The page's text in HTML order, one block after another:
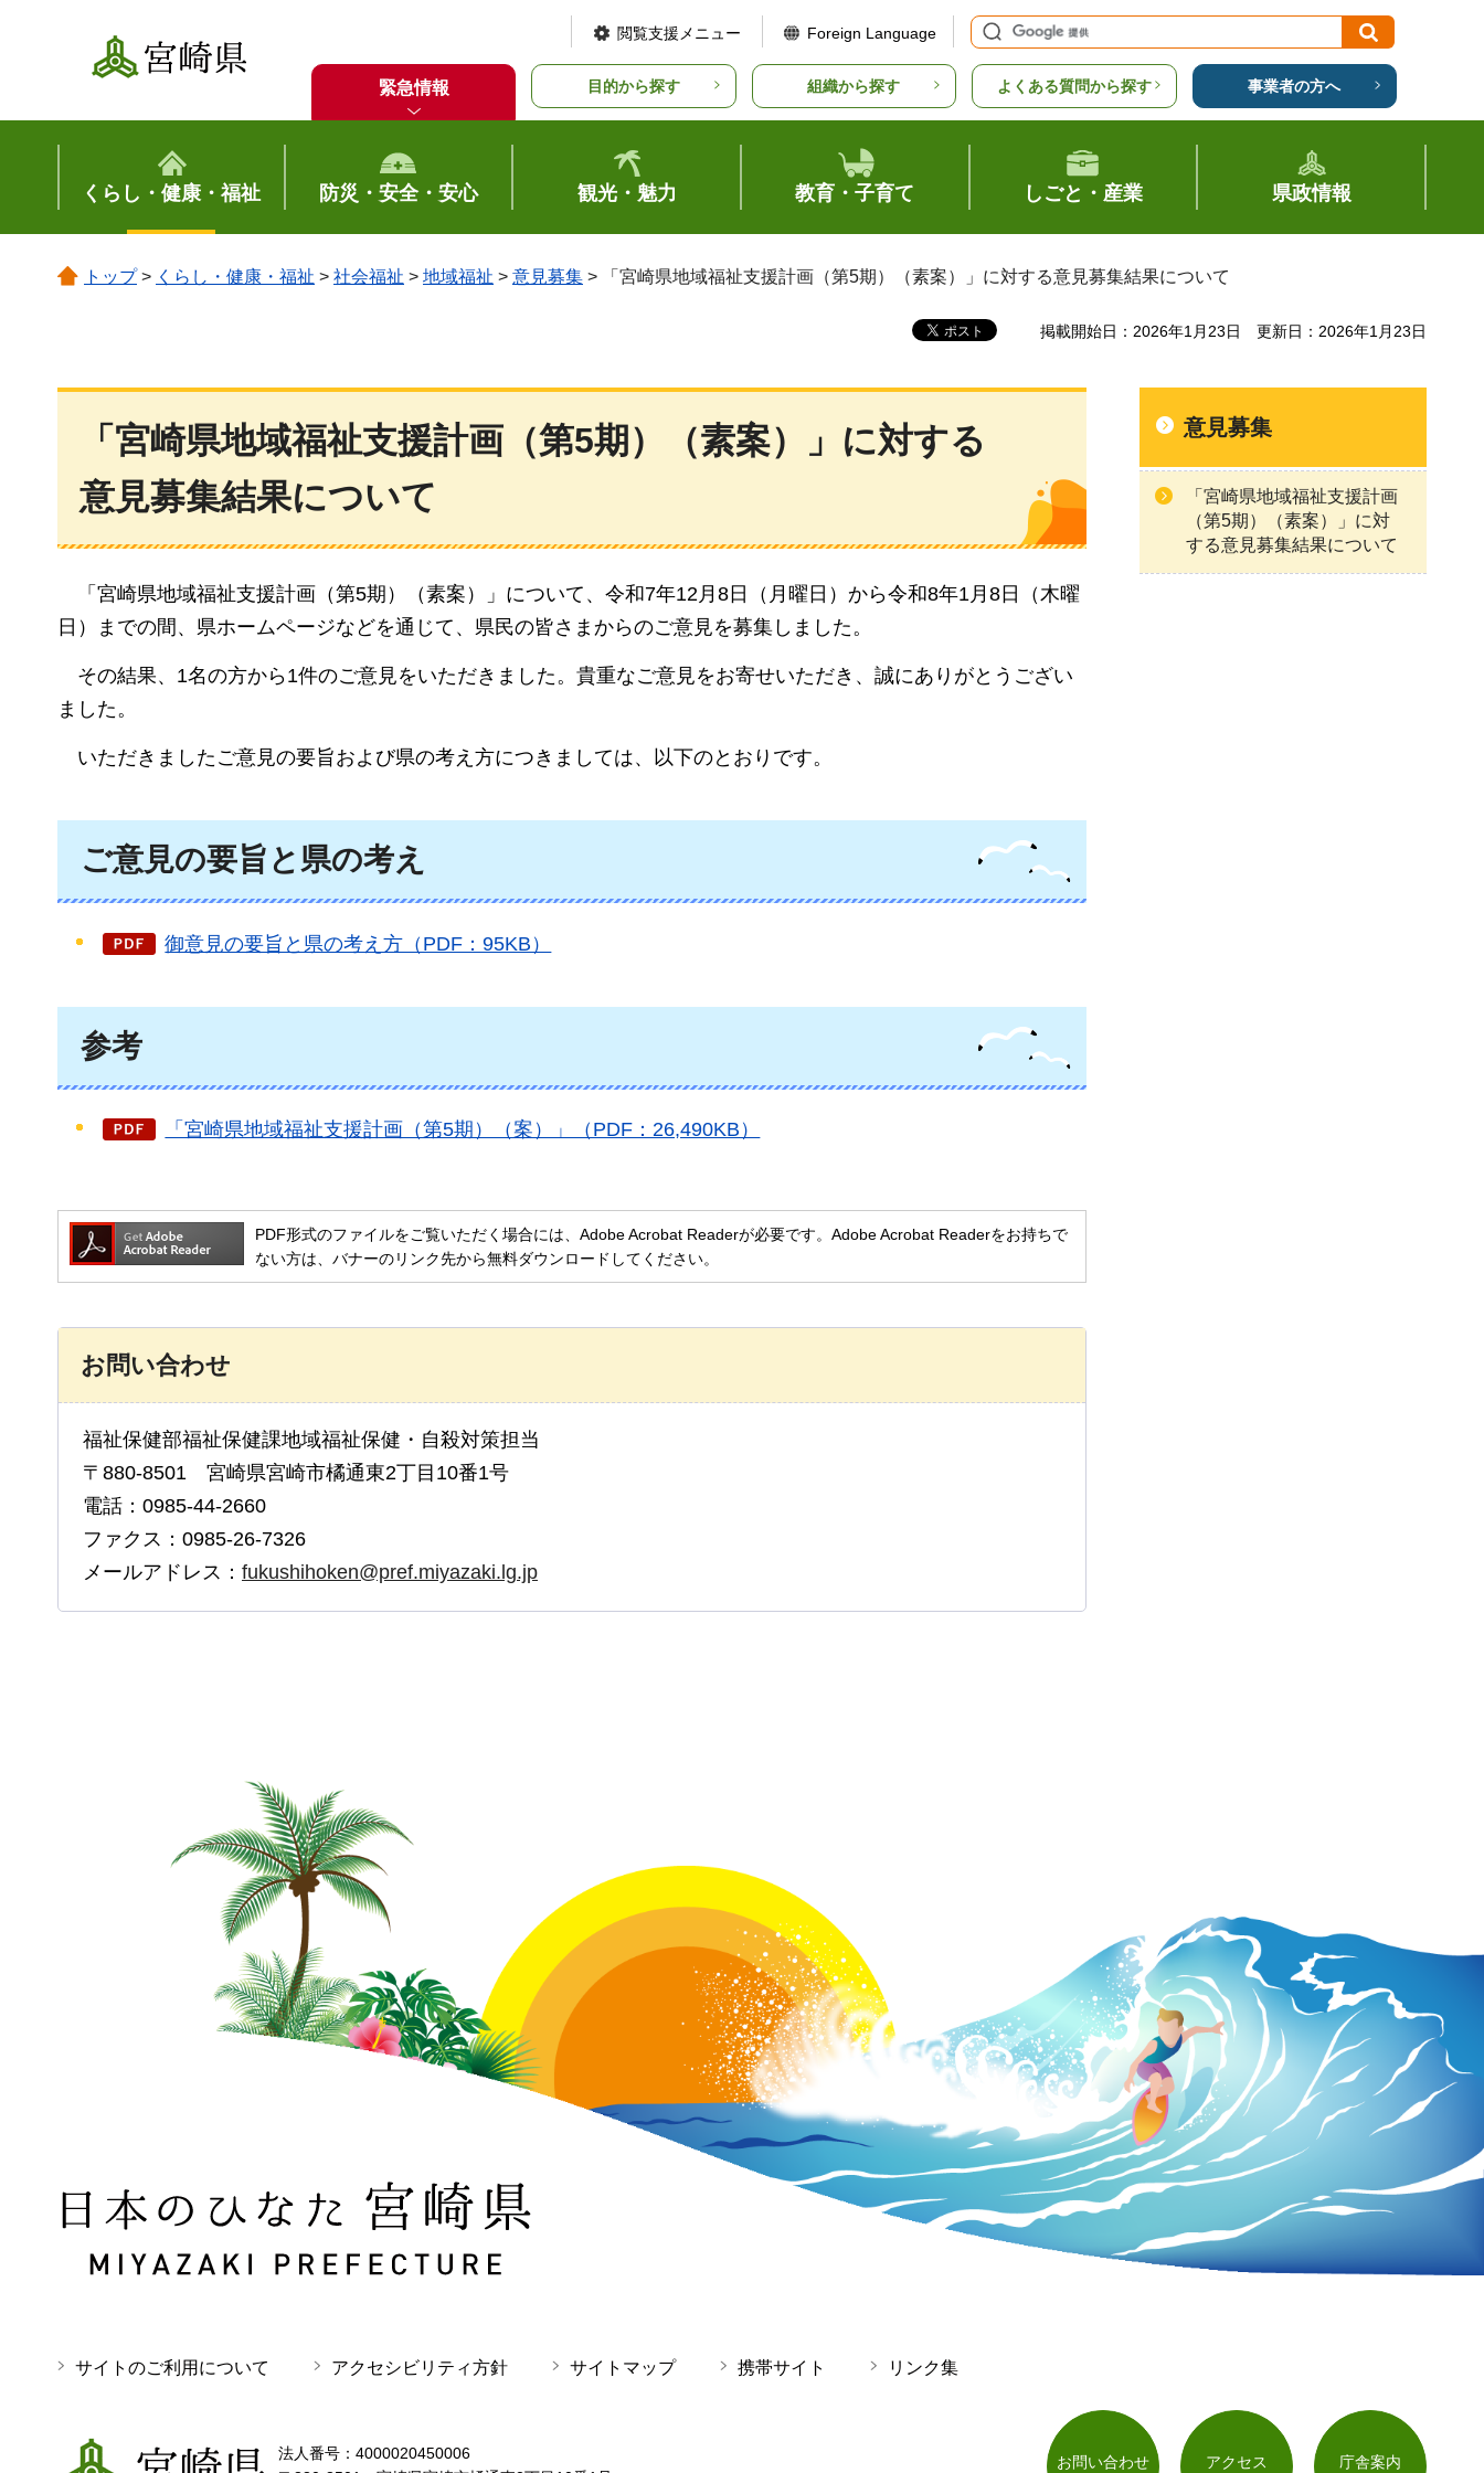
宮崎県
閲覧支援メニュー Foreign Language
緊急情報 目的から探す 組織から探す よくある質問から探す 事業者の方へ
くらし・健康・福祉 防災・安全・安心 観光・魅力 教育・子育て しごと・産業 県政情報
トップ> くらし・健康・福祉 > 社会福祉 > 地域福祉 > 意見募集 > 「宮崎県地域福祉支援計画（第5期）（素案）」に対する意見募集結果について
掲載開始日：2026年1月23日 更新日：2026年1月23日
「宮崎県地域福祉支援計画（第5期）（素案）」に対する
意見募集結果について
「宮崎県地域福祉支援計画（第5期）（素案）」 について、令和7年12月8日（月曜日）から令和8年1月8日（木曜
日）までの間、県ホームページなどを通じて、県民の皆さまからのご意見を募集しました。
その結果、1名の方から1件のご意見をいただきました。貴重なご意見をお寄せいただき、誠にありがとうござい
ました。
いただき ましたご意見の要旨および県の考え方につきましては、以下のとおりです。
ご意見の要旨と県の考え
御意見の要旨と県の考え方（PDF：95KB）
参考
「宮崎県地域福祉支援計画（第5期）（案）」（PDF：26,490KB）
PDF形式のファイルをご覧いただく場合には、Adobe Acrobat Readerが必要です。Adobe Acrobat Readerをお持ちで
ない方は、バナーのリンク先から無料ダウンロードしてください。
お問い合わせ
福祉保健部福祉保健課地域福祉保健・自殺対策担当
〒880-8501 宮崎県宮崎市橘通東2丁目10番1号
電話：0985-44-2660
ファクス：0985-26-7326
メールアドレス： fukushihoken@pref.miyazaki.lg.jp
意見募集
「宮崎県地域福祉支援計画
（第5期）（素案）」に対
する意見募集結果について
日本のひなた 宮崎県 MIYAZAKI PREFECTURE
サイトのご利用について アクセシビリティ方針 サイトマップ 携帯サイト リンク集
宮崎県
法人番号：4000020450006
お問い合わせ アクセス 庁舎案内